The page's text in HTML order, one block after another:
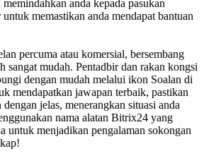
anda kepada pasukan
memastikan anda mendapat bantuan
percuma atau komersial, bersembang
sangat mudah. Pentadbir dan rakan kongsi
dengan mudah melalui ikon Soalan di
mendapatkan jawapan terbaik, pastikan
jelas, menerangkan situasi anda
nama alatan Bitrix24 yang
untuk menjadikan pengalaman sokongan